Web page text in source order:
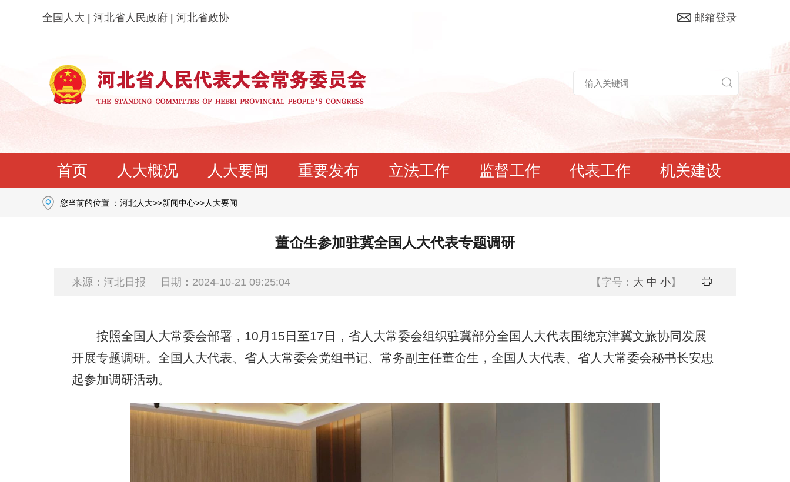
全国人大 河北省人民政府 河北省政协 邮箱登录
首页 人大概况 人大要闻 重要发布 立法工作 监督工作 代表工作 机关建设
您当前的位置 ： 河北人大>>新闻中心>>人大要闻
董仚生参加驻冀全国人大代表专题调研
来源：河北日报 日期：2024-10-21 09:25:04 【字号： 大 中 小】
按照全国人大常委会部署，10月15日至17日，省人大常委会组织驻冀部分全国人大代表围绕京津冀文旅协同发展
开展专题调研。全国人大代表、省人大常委会党组书记、常务副主任董仚生，全国人大代表、省人大常委会秘书长安忠
起参加调研活动。